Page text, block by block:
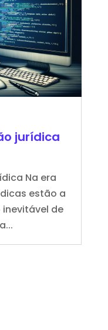
jurídica
Na era
estão a
de